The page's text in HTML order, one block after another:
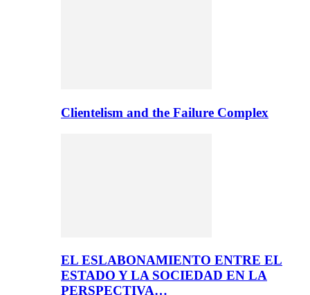
Clientelism and the Failure Complex
EL ESLABONAMIENTO ENTRE EL
ESTADO Y LA SOCIEDAD EN LA
PERSPECTIVA…